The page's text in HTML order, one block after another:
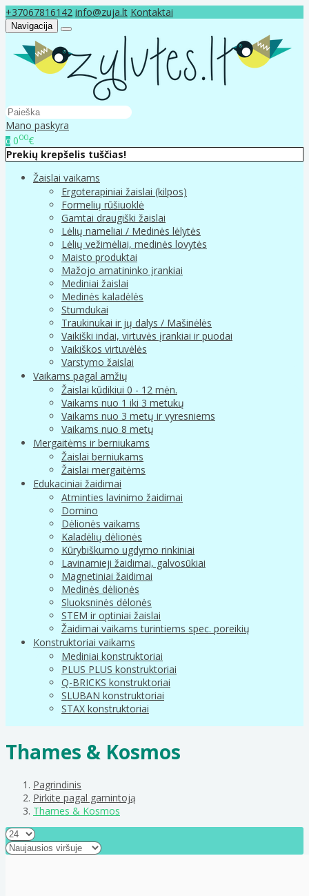
+37067816142 info@zuja.lt Kontaktai
Navigacija
Mano paskyra
0 000€
Prekių krepšelis tuščias!
Žaislai vaikams
Ergoterapiniai žaislai (kilpos)
Formelių rūšiuoklė
Gamtai draugiški žaislai
Lėlių nameliai / Medinės lėlytės
Lėlių vežimėliai, medinės lovytės
Maisto produktai
Mažojo amatininko įrankiai
Mediniai žaislai
Medinės kaladėlės
Stumdukai
Traukinukai ir jų dalys / Mašinėlės
Vaikiški indai, virtuvės įrankiai ir puodai
Vaikiškos virtuvėlės
Varstymo žaislai
Vaikams pagal amžių
Žaislai kūdikiui 0 - 12 mėn.
Vaikams nuo 1 iki 3 metukų
Vaikams nuo 3 metų ir vyresniems
Vaikams nuo 8 metų
Mergaitėms ir berniukams
Žaislai berniukams
Žaislai mergaitėms
Edukaciniai žaidimai
Atminties lavinimo žaidimai
Domino
Dėlionės vaikams
Kaladėlių dėlionės
Kūrybiškumo ugdymo rinkiniai
Lavinamieji žaidimai, galvosūkiai
Magnetiniai žaidimai
Medinės dėlionės
Sluoksninės dėlonės
STEM ir optiniai žaislai
Žaidimai vaikams turintiems spec. poreikių
Konstruktoriai vaikams
Mediniai konstruktoriai
PLUS PLUS konstruktoriai
Q-BRICKS konstruktoriai
SLUBAN konstruktoriai
STAX konstruktoriai
Thames & Kosmos
Pagrindinis
Pirkite pagal gamintoją
Thames & Kosmos